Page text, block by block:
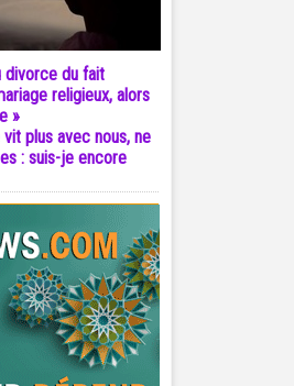
divorce du fait
religieux, alors
»
plus avec nous, ne
: suis-je encore